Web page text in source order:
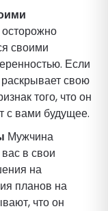
своими
Если
свою
того, что он
с вами будущее.
Мужчина
в свои
на
планов на
что он